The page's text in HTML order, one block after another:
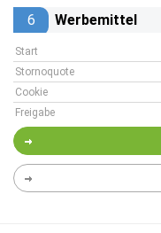
6 Werbemittel
Start
Stornoquote
Cookie
Freigabe